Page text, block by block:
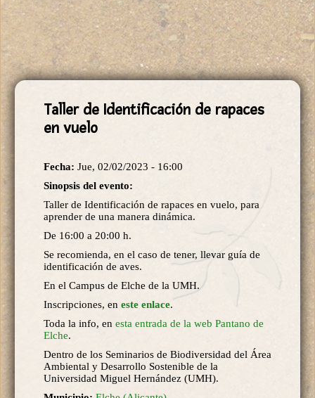
Taller de Identificación de rapaces
en vuelo
Fecha: Jue, 02/02/2023 - 16:00
Sinopsis del evento:
Taller de Identificación de rapaces en vuelo, para
aprender de una manera dinámica.
De 16:00 a 20:00 h.
Se recomienda, en el caso de tener, llevar guía de
identificación de aves.
En el Campus de Elche de la UMH.
Inscripciones, en este enlace.
Toda la info, en esta entrada de la web Pantano de
Elche.
Dentro de los Seminarios de Biodiversidad del Área
Ambiental y Desarrollo Sostenible de la
Universidad Miguel Hernández (UMH).